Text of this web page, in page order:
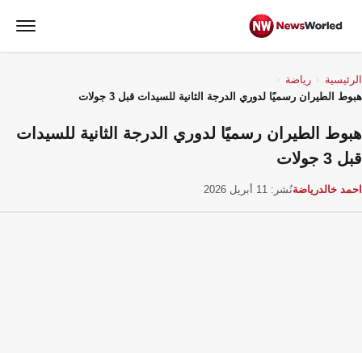
الرئيسية
رياضة
هبوط الطيران رسميًا لدوري الدرجة الثانية للسيدات قبل 3 جولات
هبوط الطيران رسميًا لدوري الدرجة الثانية للسيدات
قبل 3 جولات
احمد خالدرياضةنُشر: 11 أبريل 2026